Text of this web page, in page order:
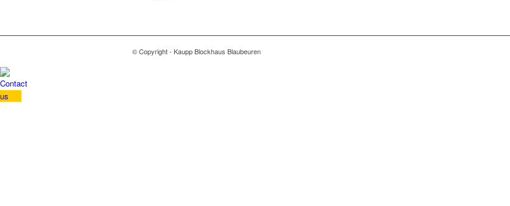
© Copyright - Kaupp Blockhaus Blaubeuren